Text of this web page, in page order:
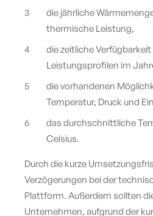
die jährliche
thermische Leistung,
die zeitliche
Leistungsprofilen im
die vorhandenen
Temperatur, Druck und
das durchschnittliche
Celsius.
Durch die kurze
Verzögerungen bei der
Plattform. Außerdem sollten
Unternehmen, aufgrund der